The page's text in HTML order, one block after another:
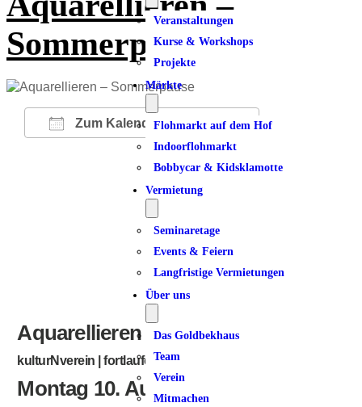
Veranstaltungen
Kurse & Workshops
Projekte
Märkte
Flohmarkt auf dem Hof
Indoorflohmarkt
Bobbycar & Kidsklamotte
Vermietung
Seminaretage
Events & Feiern
Langfristige Vermietungen
Über uns
Das Goldbekhaus
Team
Verein
Mitmachen
Sommerpause
Zum Kalender hinzufügen
ICS herunterladen
Google Kalender
iCalendarOffice 365Outlook Live
Aquarellieren – Sommerpause
kulturNverein | fortlaufend
Montag 10. August 2026